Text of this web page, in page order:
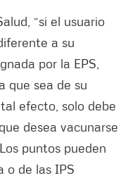
“si el usuario
a su
por la EPS,
que sea de su
efecto, solo debe
desea vacunarse
puntos pueden
o de las IPS